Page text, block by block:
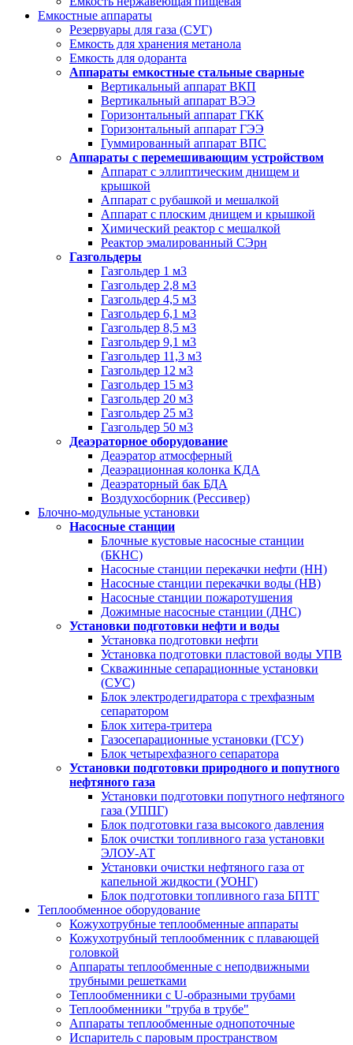
Емкостные аппараты
Резервуары для газа (СУГ)
Емкость для хранения метанола
Емкость для одоранта
Аппараты емкостные стальные сварные
Вертикальный аппарат ВКП
Вертикальный аппарат ВЭЭ
Горизонтальный аппарат ГКК
Горизонтальный аппарат ГЭЭ
Гуммированный аппарат ВПС
Аппараты с перемешивающим устройством
Аппарат с эллиптическим днищем и
крышкой
Аппарат с рубашкой и мешалкой
Аппарат с плоским днищем и крышкой
Химический реактор с мешалкой
Реактор эмалированный СЭрн
Газгольдеры
Газгольдер 1 м3
Газгольдер 2,8 м3
Газгольдер 4,5 м3
Газгольдер 6,1 м3
Газгольдер 8,5 м3
Газгольдер 9,1 м3
Газгольдер 11,3 м3
Газгольдер 12 м3
Газгольдер 15 м3
Газгольдер 20 м3
Газгольдер 25 м3
Газгольдер 50 м3
Деаэраторное оборудование
Деаэратор атмосферный
Деаэрационная колонка КДА
Деаэраторный бак БДА
Воздухосборник (Рессивер)
Блочно-модульные установки
Насосные станции
Блочные кустовые насосные станции
(БКНС)
Насосные станции перекачки нефти (НН)
Насосные станции перекачки воды (НВ)
Насосные станции пожаротушения
Дожимные насосные станции (ДНС)
Установки подготовки нефти и воды
Установка подготовки нефти
Установка подготовки пластовой воды УПВ
Скважинные сепарационные установки
(СУС)
Блок электродегидратора с трехфазным
сепаратором
Блок хитера-тритера
Газосепарационные установки (ГСУ)
Блок четырехфазного сепаратора
Установки подготовки природного и попутного
нефтяного газа
Установки подготовки попутного нефтяного
газа (УППГ)
Блок подготовки газа высокого давления
Блок очистки топливного газа установки
ЭЛОУ-АТ
Установки очистки нефтяного газа от
капельной жидкости (УОНГ)
Блок подготовки топливного газа БПТГ
Теплообменное оборудование
Кожухотрубные теплообменные аппараты
Кожухотрубный теплообменник с плавающей
головкой
Аппараты теплообменные с неподвижными
трубными решетками
Теплообменники с U-образными трубами
Теплообменники "труба в трубе"
Аппараты теплообменные однопоточные
Испаритель с паровым пространством